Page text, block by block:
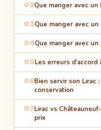
02Que manger avec un
03Que manger avec un
04Que manger avec un
05Les erreurs d'accord
06Bien servir son Lirac
conservation
07Lirac vs
prix